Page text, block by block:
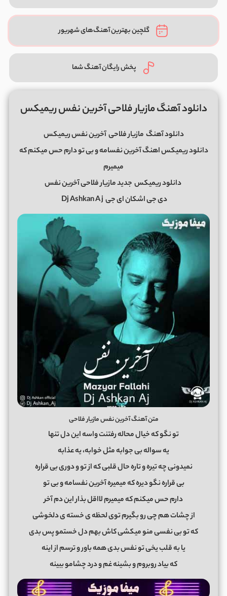
گلچین بهترین آهنگ‌های شهریور
پخش رایگان آهنگ شما
دانلود آهنگ مازیار فلاحی آخرین نفس ریمیکس
دانلود آهنگ مازیار فلاحیآخرین نفس ریمیکس
دانلود ریمیکس اهنگ آخرین نفسامه و بی تو دارم حس میکنم که
میمیرم
دانلود ریمیکس جدید مازیار فلاحی آخرین نفس
دی جی اشکان ای جی Dj Ashkan A j
متن آهنگ آخرین نفس مازیار فلاحی
تو نگو که خیال محاله رفتنت واسه این دل تنها
یه سواله بی جوابه مثل خوابه، یه عذابه
نمیدونی چه تیره و تاره حال قلبی که از تو و دوری بی قراره
بی قراره نگو دیره که میمیره آخرین نفسامه و بی تو
دارم حس میکنم که میمیرم لااقل بذار این دم آخر
از چشات هم چی رو بگیرم توی لحظه ی خسته ی دلخوشی
که تو بی نفسی منو میکشی کاش بهم دل خستمو پس بدی
یا به قلب یخی تو نفس بدی همه باور و ترسم از اینه
که بیاد روبروم و بشینه غم و درد چشامو ببینه